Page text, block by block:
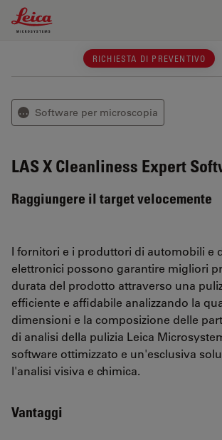
Leica Microsystems Logo
RICHIESTA DI PREVENTIVO
⋯ Software per microscopia
LAS X Cleanliness Expert
Raggiungere il target velocemente
I fornitori e i produttori di automobili e
elettronici possono garantire migliori
durata del prodotto attraverso una
efficiente e affidabile analizzando la
dimensioni e la composizione delle
di analisi della pulizia Leica
software ottimizzato e un'esclusiva
l'analisi visiva e chimica.
Vantaggi